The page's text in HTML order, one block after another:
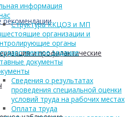
рекомендации
и профилактические
информация
Структура ККЦОЗ и МП
организации и
органы
задание
документы
Сведения о результатах
проведения специальной оценки
условий труда на рабочих местах
Оплата труда